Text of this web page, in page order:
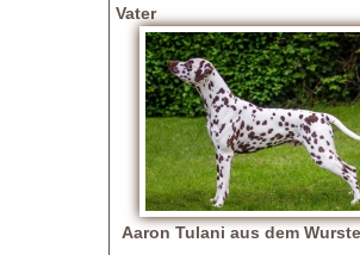
)
Vater
Aaron Tulani aus dem